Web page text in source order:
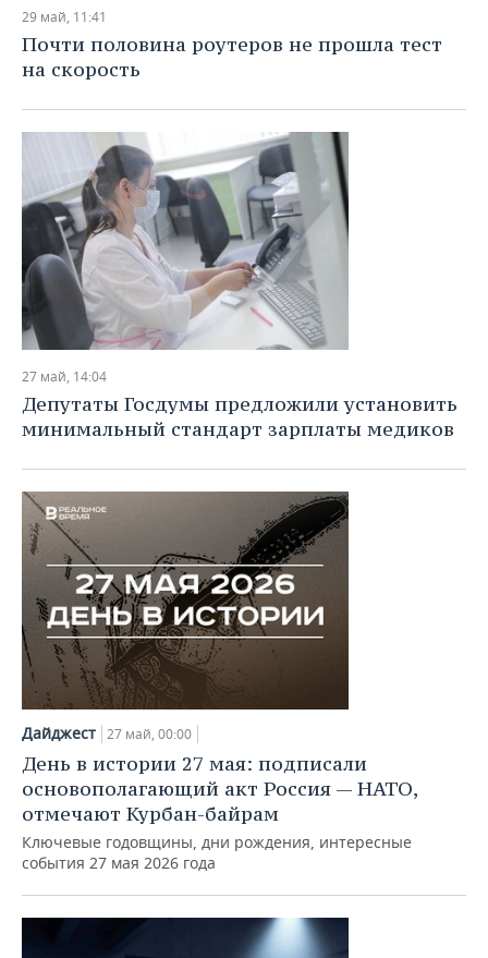
НЕФТЕХИМИЯ
НЕФТЬ
ОПК
ЭНЕРГЕТИКА
РОЗНИЧНАЯ ТОРГОВЛЯ
НОВОСТИ ТЕХНОЛОГИЙ
ТЕЛЕКОММУНИКАЦИИ
МЕРОПРИЯТИЯ
ВЫЕЗДНАЯ РЕДАКЦИЯ
БИЗНЕС-БРАНЧИ
ONLINE-КОНФЕРЕНЦИИ
ОТКРЫТАЯ ЛЕКЦИЯ
НОВОСТИ СПОРТА
ФУТБОЛ
ХОККЕЙ
БАСКЕТБОЛ
ВОЛЕЙБОЛ
ФИГУРНОЕ КАТАНИЕ
ВОДНЫЕ ВИДЫ СПОРТА
ХОККЕЙ С МЯЧОМ
ОБЩЕСТВО
НОВОСТИ ОБЩЕСТВА
ВЛАСТЬ
ИНФРАСТРУКТУРА
ИСТОРИЯ
МЕДИЦИНА
ОБРАЗОВАНИЕ
ПРОИСШЕСТВИЯ
ФОТОГАЛЕРЕЯ
СЮЖЕТЫ
СПРАВОЧНИК
СПИСОК ПЕРСОН
ПОЛНАЯ ВЕРСИЯ
29 май, 11:41
Почти половина роутеров не прошла тест
на скорость
27 май, 14:04
Депутаты Госдумы предложили установить
минимальный стандарт зарплаты медиков
Дайджест 27 май, 00:00
День в истории 27 мая: подписали
основополагающий акт Россия — НАТО,
отмечают Курбан-байрам
Ключевые годовщины, дни рождения, интересные
события 27 мая 2026 года